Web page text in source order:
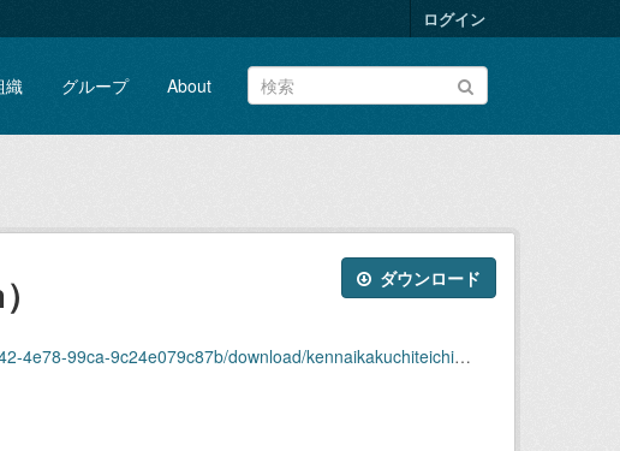
ログイン
織 グループ About
ダウンロード
kennaikakuchiteichiamishuuhenryuukyoudatasakihama2020-02-30m.csv